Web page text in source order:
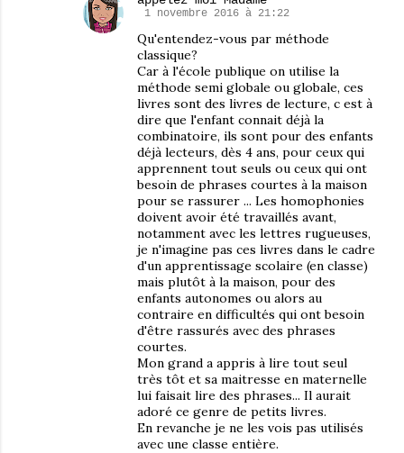
1 novembre 2016 à 21:22
Qu'entendez-vous par méthode
classique?
Car à l'école publique on utilise la
méthode semi globale ou globale, ces
livres sont des livres de lecture, c est à
dire que l'enfant connait déjà la
combinatoire, ils sont pour des enfants
déjà lecteurs, dès 4 ans, pour ceux qui
apprennent tout seuls ou ceux qui ont
besoin de phrases courtes à la maison
pour se rassurer ... Les homophonies
doivent avoir été travaillés avant,
notamment avec les lettres rugueuses,
je n'imagine pas ces livres dans le cadre
d'un apprentissage scolaire (en classe)
mais plutôt à la maison, pour des
enfants autonomes ou alors au
contraire en difficultés qui ont besoin
d'être rassurés avec des phrases
courtes.
Mon grand a appris à lire tout seul
très tôt et sa maitresse en maternelle
lui faisait lire des phrases... Il aurait
adoré ce genre de petits livres.
En revanche je ne les vois pas utilisés
avec une classe entière.